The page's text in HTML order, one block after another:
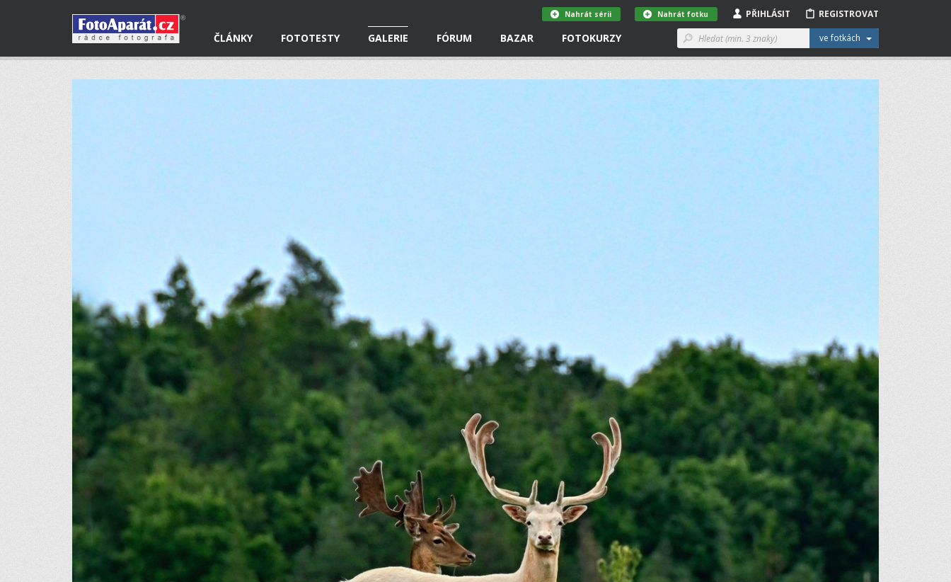
ČLÁNKY FOTOTESTY GALERIE FÓRUM BAZAR FOTOKURZY ve fotkách
REGISTROVAT
PŘIHLÁSIT
Nahrát fotku
Nahrát sérii